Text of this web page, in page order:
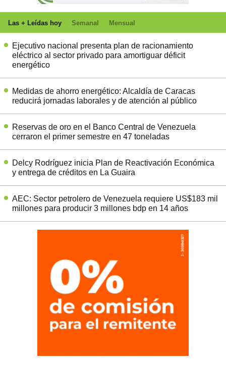
Las + Leídas hoy Semanal Mensual
Ejecutivo nacional presenta plan de racionamiento
eléctrico al sector privado para amortiguar déficit
energético
Medidas de ahorro energético: Alcaldía de Caracas
reducirá jornadas laborales y de atención al público
Reservas de oro en el Banco Central de Venezuela
cerraron el primer semestre en 47 toneladas
Delcy Rodríguez inicia Plan de Reactivación Económica
y entrega de créditos en La Guaira
AEC: Sector petrolero de Venezuela requiere US$183 mil
millones para producir 3 millones bdp en 14 años